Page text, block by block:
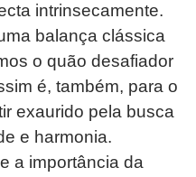
intrinsecamente.
balança clássica
o quão desafiador
é, também, para o
exaurido pela busca
e harmonia.
a importância da